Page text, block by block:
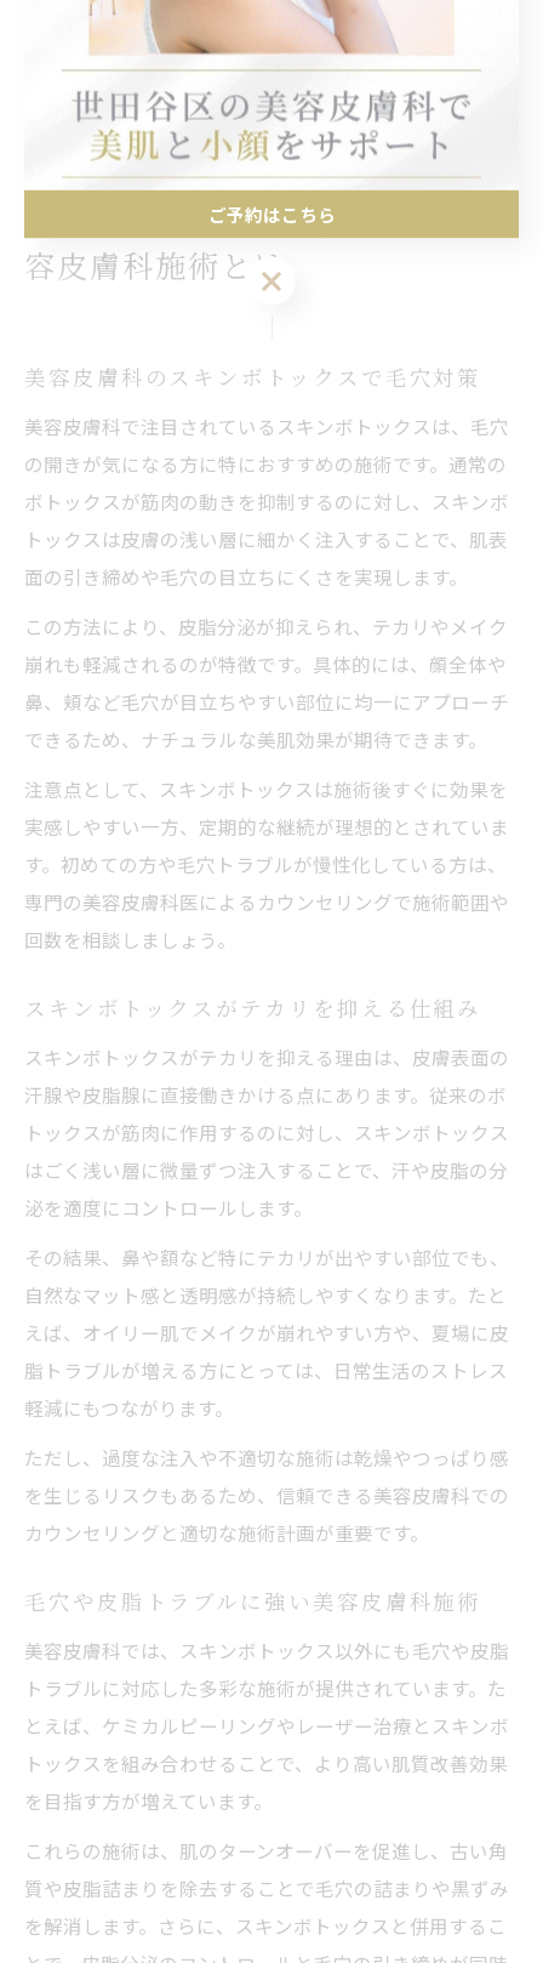
ことが大切です。
自分らしい美肌を目指すためには、専門家のサポートを
最大限活用しましょう。
毛穴ケアやテカリ改善に有効な美
容皮膚科施術とは
美容皮膚科のスキンボトックスで毛穴対策
美容皮膚科で注目されているスキンボトックスは、毛穴
の開きが気になる方に特におすすめの施術です。通常の
ボトックスが筋肉の動きを抑制するのに対し、スキンボ
トックスは皮膚の浅い層に細かく注入することで、肌表
面の引き締めや毛穴の目立ちにくさを実現します。
この方法により、皮脂分泌が抑えられ、テカリやメイク
崩れも軽減されるのが特徴です。具体的には、顔全体や
鼻、頬など毛穴が目立ちやすい部位に均一にアプローチ
できるため、ナチュラルな美肌効果が期待できます。
注意点として、スキンボトックスは施術後すぐに効果を
実感しやすい一方、定期的な継続が理想的とされていま
す。初めての方や毛穴トラブルが慢性化している方は、
専門の美容皮膚科医によるカウンセリングで施術範囲や
回数を相談しましょう。
スキンボトックスがテカリを抑える仕組み
スキンボトックスがテカリを抑える理由は、皮膚表面の
汗腺や皮脂腺に直接働きかける点にあります。従来のボ
トックスが筋肉に作用するのに対し、スキンボトックス
はごく浅い層に微量ずつ注入することで、汗や皮脂の分
泌を適度にコントロールします。
その結果、鼻や額など特にテカリが出やすい部位でも、
自然なマット感と透明感が持続しやすくなります。たと
えば、オイリー肌でメイクが崩れやすい方や、夏場に皮
脂トラブルが増える方にとっては、日常生活のストレス
軽減にもつながります。
ただし、過度な注入や不適切な施術は乾燥やつっぱり感
を生じるリスクもあるため、信頼できる美容皮膚科での
カウンセリングと適切な施術計画が重要です。
毛穴や皮脂トラブルに強い美容皮膚科施術
美容皮膚科では、スキンボトックス以外にも毛穴や皮脂
トラブルに対応した多彩な施術が提供されています。た
とえば、ケミカルピーリングやレーザー治療とスキンボ
トックスを組み合わせることで、より高い肌質改善効果
を目指す方が増えています。
これらの施術は、肌のターンオーバーを促進し、古い角
質や皮脂詰まりを除去することで毛穴の詰まりや黒ずみ
を解消します。さらに、スキンボトックスと併用するこ
ご予約はこちら
ご予約はこちら